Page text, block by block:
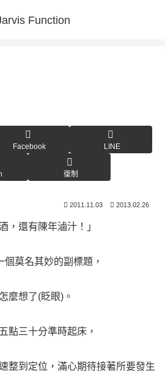
Facebook LINE
復制
2011.11.03 2013.02.26
，還有陳年滷汁！」
莫名其妙的副標題，
麼想了(眨眼)。
點三十分準時起床，
整到定位，滿心期待接著所要發生